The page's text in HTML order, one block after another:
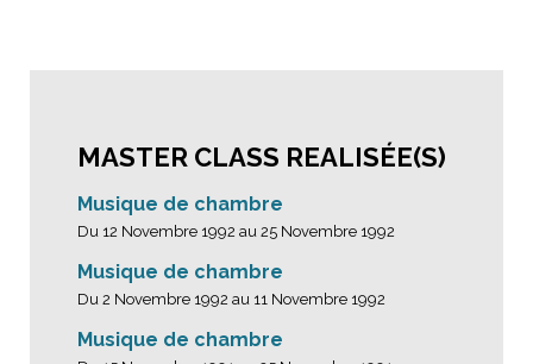
MASTER CLASS REALISÉE(S)
Musique de chambre
Du 12 Novembre 1992 au 25 Novembre 1992
Musique de chambre
Du 2 Novembre 1992 au 11 Novembre 1992
Musique de chambre